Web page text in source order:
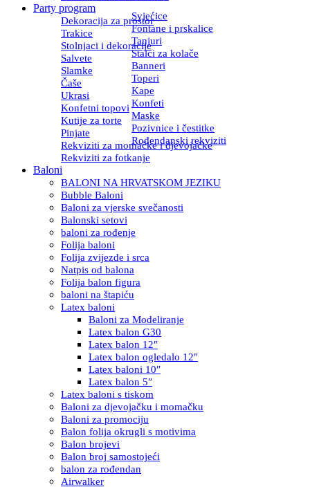
Party program
Dekoracija za prostor
Svjećice
Trakice
Fontane i prskalice
Stolnjaci i dekoracije
Tanjuri
Salvete
Stalci za kolače
Slamke
Banneri
Čaše
Toperi
Ukrasi
Kape
Konfetni topovi Konfeti
Kutije za torte
Maske
Pinjate
Pozivnice i čestitke
Rekviziti za momačke i djevojačke
Rođendanski rekviziti
Rekviziti za fotkanje
Baloni
BALONI NA HRVATSKOM JEZIKU
Bubble Baloni
Baloni za vjerske svečanosti
Balonski setovi
baloni za rođenje
Folija baloni
Folija zvijezde i srca
Natpis od balona
Folija balon figura
baloni na štapiću
Latex baloni
Baloni za Modeliranje
Latex balon G30
Latex balon 12″
Latex balon ogledalo 12″
Latex baloni 10″
Latex balon 5″
Latex baloni s tiskom
Baloni za djevojačku i momačku
Baloni za promociju
Balon folija okrugli s motivima
Balon brojevi
Balon broj samostojeći
balon za rođendan
Airwalker